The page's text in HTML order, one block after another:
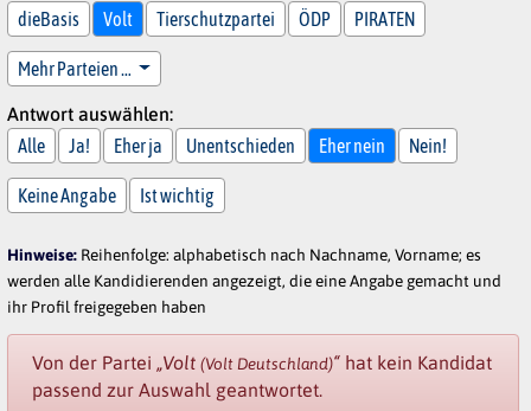
dieBasis Volt Tierschutzpartei ÖDP PIRATEN
Mehr Parteien …
Antwort auswählen:
Alle
Ja! Eher ja Unentschieden Eher nein Nein!
Keine Angabe Ist wichtig
Hinweise: Reihenfolge: alphabetisch nach Nachname, Vorname; es
werden alle Kandidierenden angezeigt, die eine Angabe gemacht und
ihr Profil freigegeben haben
Von der Partei „Volt (Volt Deutschland)“ hat kein Kandidat
passend zur Auswahl geantwortet.